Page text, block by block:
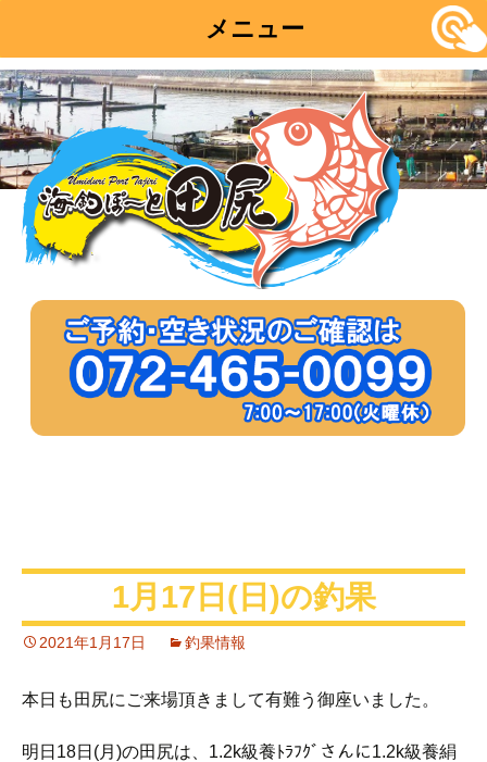
メニュー
コ
ン
テ
ン
ツ
1月17日(日)の釣果
2021年1月17日 釣果情報
本日も田尻にご来場頂きまして有難う御座いました。
明日18日(月)の田尻は、1.2k級養ﾄﾗﾌｸﾞさんに1.2k級養絹